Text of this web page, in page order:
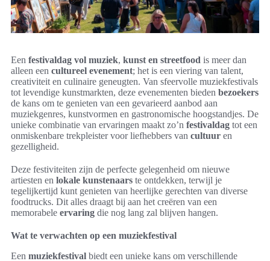
Een festivaldag vol muziek, kunst en streetfood is meer dan
alleen een cultureel evenement; het is een viering van talent,
creativiteit en culinaire geneugten. Van sfeervolle muziekfestivals
tot levendige kunstmarkten, deze evenementen bieden bezoekers
de kans om te genieten van een gevarieerd aanbod aan
muziekgenres, kunstvormen en gastronomische hoogstandjes. De
unieke combinatie van ervaringen maakt zo’n festivaldag tot een
onmiskenbare trekpleister voor liefhebbers van cultuur en
gezelligheid.
Deze festiviteiten zijn de perfecte gelegenheid om nieuwe
artiesten en lokale kunstenaars te ontdekken, terwijl je
tegelijkertijd kunt genieten van heerlijke gerechten van diverse
foodtrucks. Dit alles draagt bij aan het creëren van een
memorabele ervaring die nog lang zal blijven hangen.
Wat te verwachten op een muziekfestival
Een muziekfestival biedt een unieke kans om verschillende